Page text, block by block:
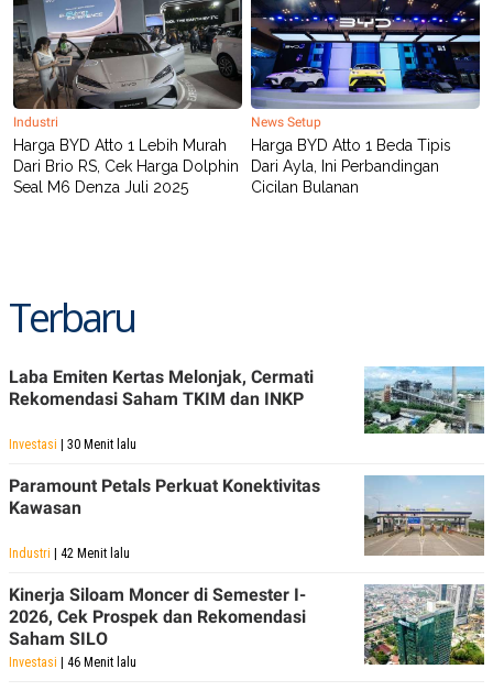
Industri
Harga BYD Atto 1 Lebih Murah
Dari Brio RS, Cek Harga Dolphin
Seal M6 Denza Juli 2025
News Setup
Harga BYD Atto 1 Beda Tipis
Dari Ayla, Ini Perbandingan
Cicilan Bulanan
Terbaru
Laba Emiten Kertas Melonjak, Cermati
Rekomendasi Saham TKIM dan INKP
Investasi | 30 Menit lalu
Paramount Petals Perkuat Konektivitas
Kawasan
Industri | 42 Menit lalu
Kinerja Siloam Moncer di Semester I-
2026, Cek Prospek dan Rekomendasi
Saham SILO
Investasi | 46 Menit lalu